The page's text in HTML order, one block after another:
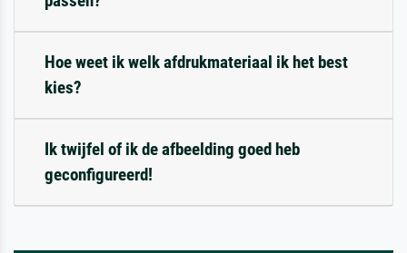
Hoe weet ik welk afdrukmateriaal ik het best
kies?
Ik twijfel of ik de afbeelding goed heb
geconfigureerd!